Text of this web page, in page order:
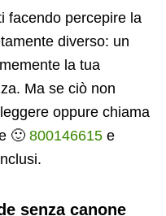
facendo percepire la
diverso: un
la tua
Ma se ciò non
oppure chiama
🙂 800146615 e
senza canone